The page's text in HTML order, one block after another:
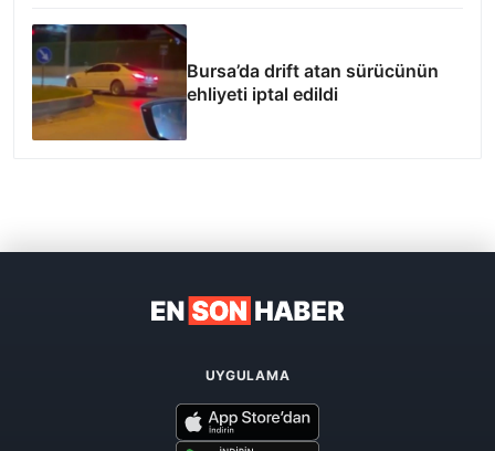
Bursa’da drift atan sürücünün
ehliyeti iptal edildi
UYGULAMA